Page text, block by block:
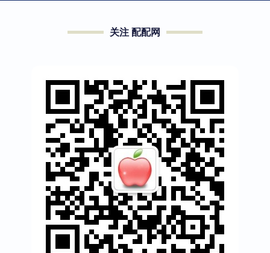
关注 配配网